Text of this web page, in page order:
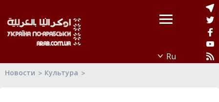
Новости Культура